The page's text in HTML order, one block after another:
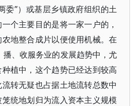
委”）或基层乡镇政府组织的土
个主要目的是将一家一户的，
地整合成片以便使用机械。在
、收服务业的发展趋势中，尤
植中，这个趋势已经达到较高
转无疑也占据土地流转总数中
统地划归为流入资本主义规模